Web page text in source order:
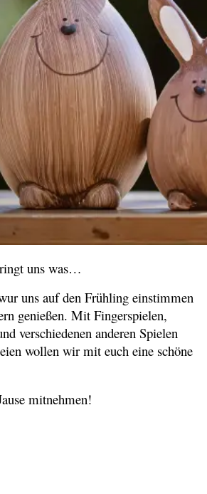
uns was…
uns auf den Frühling einstimmen
genießen. Mit Fingerspielen,
verschiedenen anderen Spielen
wollen wir mit euch eine schöne
mitnehmen!